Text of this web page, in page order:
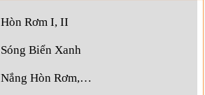
Hòn Rơm I, II
Sóng Biển Xanh
Nắng Hòn Rơm,…